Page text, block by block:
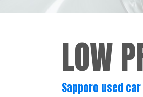
LOW
Sapporo used car